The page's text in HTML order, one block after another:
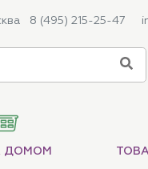
8 (495) 215-25-47
ДОМОМ